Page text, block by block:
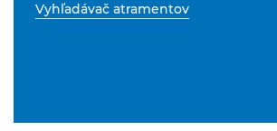
Vyhľadávač atramentov